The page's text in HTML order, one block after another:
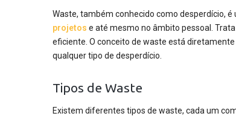
Waste, também conhecido como desperdício,
projetos e até mesmo no âmbito pessoal.
eficiente. O conceito de waste está
qualquer tipo de desperdício.
Tipos de Waste
Existem diferentes tipos de waste, cada um